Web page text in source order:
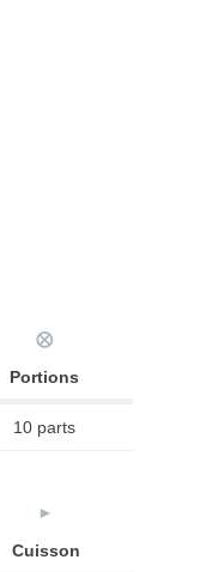
⨂
Portions
10 parts
►
Cuisson